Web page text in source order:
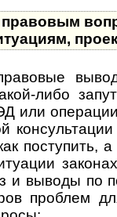
либо
или
поступить,
и выводы по
проблем